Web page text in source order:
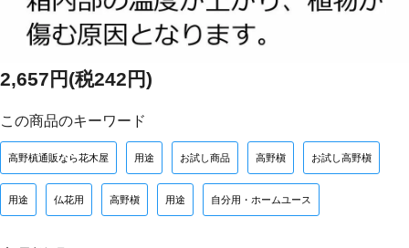
2,657円(税242円)
この商品のキーワード
高野槙通販なら花木屋 用途 お試し商品 高野槇 お試し高野槇
用途 仏花用 高野槇 用途 自分用・ホームユース